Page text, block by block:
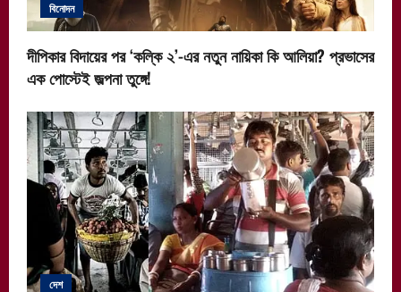
বিনোদন
দীপিকার বিদায়ের পর ‘কল্কি ২’-এর নতুন নায়িকা কি আলিয়া? প্রভাসের
এক পোস্টেই জল্পনা তুঙ্গে!
দেশ